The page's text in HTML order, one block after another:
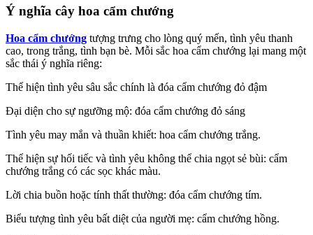
Ý nghĩa cây hoa cẩm chướng
Hoa cẩm chướng tượng trưng cho lòng quý mến, tình yêu thanh
cao, trong trắng, tình bạn bè. Mỗi sắc hoa cẩm chướng lại mang một
sắc thái ý nghĩa riêng:
Thể hiện tình yêu sâu sắc chính là đóa cẩm chướng đỏ đậm
Đại diện cho sự ngưỡng mộ: đóa cẩm chướng đỏ sáng
Tình yêu may mắn và thuần khiết: hoa cẩm chướng trắng.
Thể hiện sự hối tiếc và tình yêu không thể chia ngọt sẻ bùi: cẩm
chướng trắng có các sọc khác màu.
Lời chia buồn hoặc tính thất thường: đóa cẩm chướng tím.
Biểu tượng tình yêu bất diệt của người mẹ: cẩm chướng hồng.